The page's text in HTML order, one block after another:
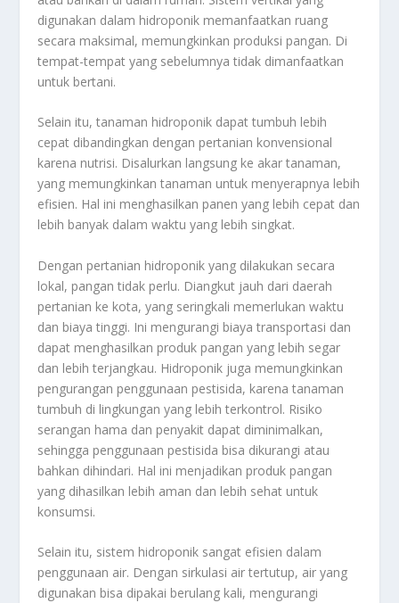
digunakan dalam hidroponik memanfaatkan ruang
secara maksimal, memungkinkan produksi pangan. Di
tempat-tempat yang sebelumnya tidak dimanfaatkan
untuk bertani.
Selain itu, tanaman hidroponik dapat tumbuh lebih
cepat dibandingkan dengan pertanian konvensional
karena nutrisi. Disalurkan langsung ke akar tanaman,
yang memungkinkan tanaman untuk menyerapnya lebih
efisien. Hal ini menghasilkan panen yang lebih cepat dan
lebih banyak dalam waktu yang lebih singkat.
Dengan pertanian hidroponik yang dilakukan secara
lokal, pangan tidak perlu. Diangkut jauh dari daerah
pertanian ke kota, yang seringkali memerlukan waktu
dan biaya tinggi. Ini mengurangi biaya transportasi dan
dapat menghasilkan produk pangan yang lebih segar
dan lebih terjangkau. Hidroponik juga memungkinkan
pengurangan penggunaan pestisida, karena tanaman
tumbuh di lingkungan yang lebih terkontrol. Risiko
serangan hama dan penyakit dapat diminimalkan,
sehingga penggunaan pestisida bisa dikurangi atau
bahkan dihindari. Hal ini menjadikan produk pangan
yang dihasilkan lebih aman dan lebih sehat untuk
konsumsi.
Selain itu, sistem hidroponik sangat efisien dalam
penggunaan air. Dengan sirkulasi air tertutup, air yang
digunakan bisa dipakai berulang kali, mengurangi